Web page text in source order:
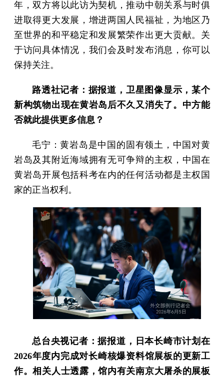
年，双方将以此访为契机，推动中朝关系与时俱
进取得更大发展，增进两国人民福祉，为地区乃
至世界的和平稳定和发展繁荣作出更大贡献。关
于访问具体情况，我们会及时发布消息，你可以
保持关注。
路透社记者：据报道，卫星图像显示，某个
新构筑物出现在黄岩岛后不久又消失了。中方能
否就此提供更多信息？
毛宁：黄岩岛是中国的固有领土，中国对黄
岩岛及其附近海域拥有无可争辩的主权，中国在
黄岩岛开展包括科考在内的任何活动都是主权国
家的正当权利。
总台央视记者：据报道，日本长崎市计划在
2026年度内完成对长崎核爆资料馆展板的更新工
作。相关人士透露，馆内有关南京大屠杀的展板